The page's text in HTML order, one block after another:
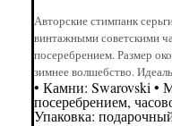
Авторские стимпанк
винтажными советскими
посеребрением. Размер
зимнее волшебство.
• Камни: Swarovski •
посеребрением,
Упаковка: